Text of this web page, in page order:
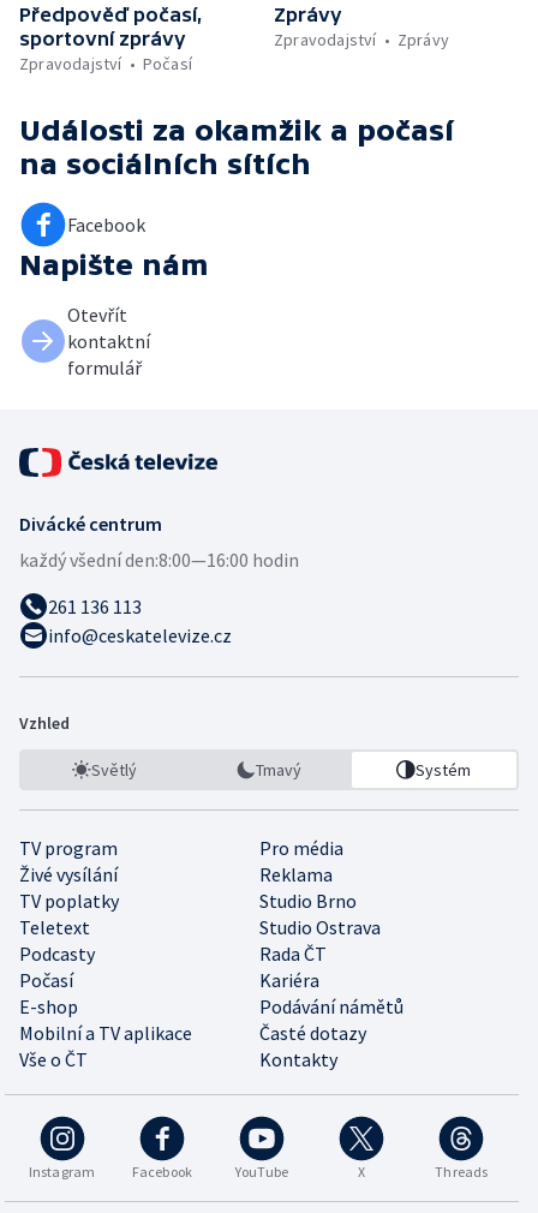
Předpověď počasí,
sportovní zprávy
Zpravodajství
Počasí
Zprávy
Zpravodajství
Zprávy
Události za okamžik a počasí
na sociálních sítích
Facebook
Napište nám
Otevřít
kontaktní
formulář
Divácké centrum
každý všední den:8:00—16:00 hodin
261 136 113
info@ceskatelevize.cz
Vzhled
Světlý Tmavý Systém
TV program
Pro média
Živé vysílání
Reklama
TV poplatky
Studio Brno
Teletext
Studio Ostrava
Podcasty
Rada ČT
Počasí
Kariéra
E-shop
Podávání námětů
Mobilní a TV aplikace
Časté dotazy
Vše o ČT
Kontakty
Instagram Facebook YouTube X Threads